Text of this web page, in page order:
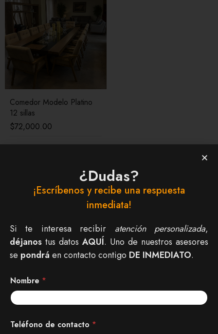
Comedor Modelo Platino
12 sillas
$72,000.00
Morelense 100% Mexicana. Se pone a sus órdenes
ofreciendo muebles de la mejor calidad en varios estilos:
minimalista, rústico y clásicos.
¿Dudas?
¡Escríbenos y recibe una respuesta
inmediata!
Si te interesa recibir atención personalizada,
déjanos tus datos AQUÍ. Uno de nuestros asesores
se pondrá en contacto contigo DE INMEDIATO.
Nombre *
ro
Teléfono de contacto *